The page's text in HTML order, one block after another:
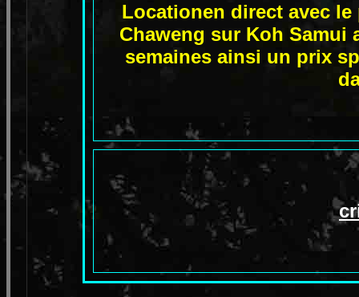
Locationen direct avec
Chaweng sur Koh Samui
semaines ainsi un prix